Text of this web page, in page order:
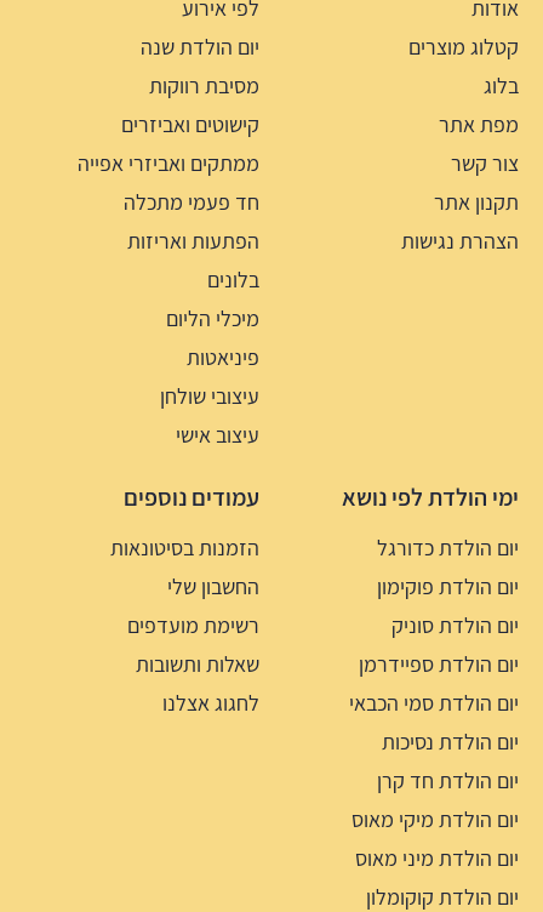
אודות
קטלוג מוצרים
בלוג
מפת אתר
צור קשר
תקנון אתר
הצהרת נגישות
לפי אירוע
יום הולדת שנה
מסיבת רווקות
קישוטים ואביזרים
ממתקים ואביזרי אפייה
חד פעמי מתכלה
הפתעות ואריזות
בלונים
מיכלי הליום
פיניאטות
עיצובי שולחן
עיצוב אישי
ימי הולדת לפי נושא
יום הולדת כדורגל
יום הולדת פוקימון
יום הולדת סוניק
יום הולדת ספיידרמן
יום הולדת סמי הכבאי
יום הולדת נסיכות
יום הולדת חד קרן
יום הולדת מיקי מאוס
יום הולדת מיני מאוס
יום הולדת קוקומלון
עמודים נוספים
הזמנות בסיטונאות
החשבון שלי
רשימת מועדפים
שאלות ותשובות
לחגוג אצלנו